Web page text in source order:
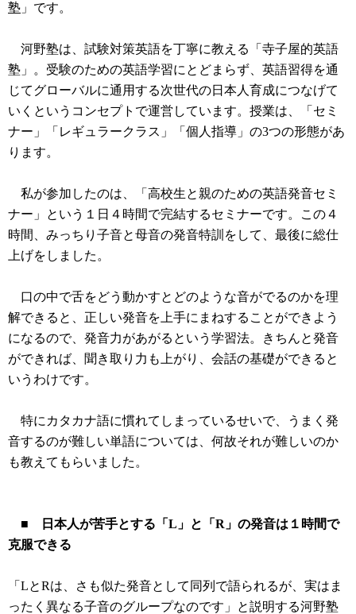
塾 」です。
河野塾は、試験対策英語を丁寧に教える「寺子屋的英語
塾」。受験のための英語学習にとどまらず、英語習得を通
じてグローバルに通用する次世代の日本人育成につなげて
いくというコンセプトで運営しています。授業は、「セミ
ナー」「レギュラークラス」「個人指導」の3つの形態があ
ります。
私が参加したのは、「高校生と親のための英語発音セミ
ナー」という１日４時間で完結するセミナーです。この４
時間、みっちり子音と母音の発音特訓をして、最後に総仕
上げをしました。
口の中で舌をどう動かすとどのような音がでるのかを理
解できると、正しい発音を上手にまねすることができよう
になるので、発音力があがるという学習法。きちんと発音
ができれば、聞き取り力も上がり、会話の基礎ができると
いうわけです。
特にカタカナ語に慣れてしまっているせいで、うまく発
音するのが難しい単語については、何故それが難しいのか
も教えてもらいました。
■ 日本人が苦手とする「L」と「R」の発音は１時間で
克服できる
「LとRは、さも似た発音として同列で語られるが、実はま
ったく異なる子音のグループなのです」と説明する河野塾